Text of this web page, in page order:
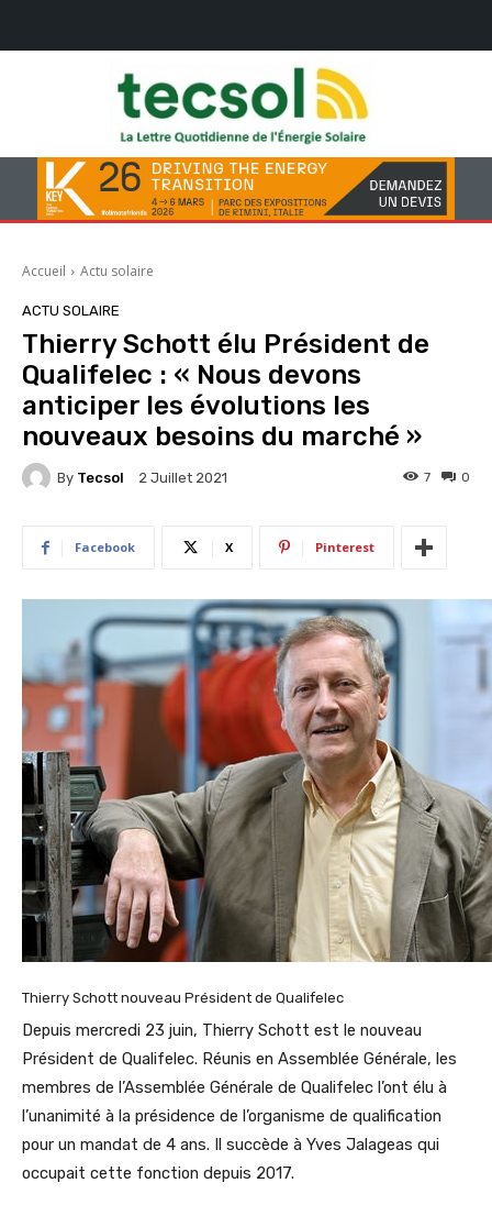
Accueil Actu solaire
ACTU SOLAIRE
Thierry Schott élu Président de
Qualifelec : « Nous devons
anticiper les évolutions les
nouveaux besoins du marché »
By Tecsol 2 Juillet 2021 0
7
Facebook X Pinterest
Thierry Schott nouveau Président de Qualifelec
Depuis mercredi 23 juin, Thierry Schott est le nouveau
Président de Qualifelec. Réunis en Assemblée Générale, les
membres de l’Assemblée Générale de Qualifelec l’ont élu à
l’unanimité à la présidence de l’organisme de qualification
pour un mandat de 4 ans. Il succède à Yves Jalageas qui
occupait cette fonction depuis 2017.